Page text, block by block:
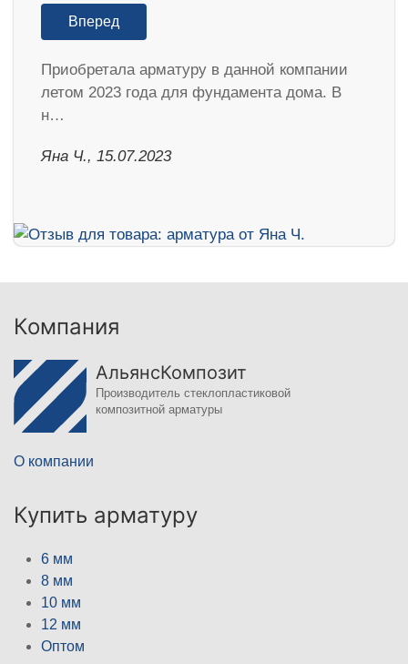
Вперед
Приобретала арматуру в данной компании
летом 2023 года для фундамента дома. В
н…
Яна Ч., 15.07.2023
Компания
АльянсКомпозит
Производитель стеклопластиковой
композитной арматуры
О компании
Купить арматуру
6 мм
8 мм
10 мм
12 мм
Оптом